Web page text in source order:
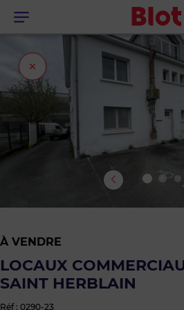
Menu
Fermer
l'onglet
À VENDRE
LOCAUX
SAINT HERBLAIN
Réf : 0290-23